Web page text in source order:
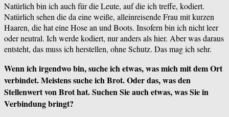
Natürlich bin ich auch für die Leute, auf die ich treffe, kodiert.
Natürlich sehen die da eine weiße, alleinreisende Frau mit kurzen
Haaren, die hat eine Hose an und Boots. Insofern bin ich nicht leer
oder neutral. Ich werde kodiert, nur anders als hier. Aber was daraus
entsteht, das muss ich herstellen, ohne Schutz. Das mag ich sehr.
Wenn ich irgendwo bin, suche ich etwas, was mich mit dem Ort
verbindet. Meistens suche ich Brot. Oder das, was den
Stellenwert von Brot hat. Suchen Sie auch etwas, was Sie in
Verbindung bringt?